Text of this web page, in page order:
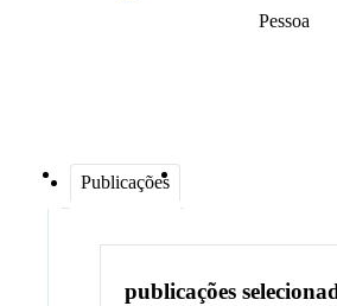
Pessoa
Publicações
publicações